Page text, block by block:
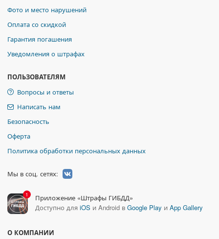
Фото и место нарушений
Оплата со скидкой
Гарантия погашения
Уведомления о штрафах
ПОЛЬЗОВАТЕЛЯМ
Вопросы и ответы
Написать нам
Безопасность
Оферта
Политика обработки персональных данных
Мы в соц. сетях:
1
Приложение «Штрафы ГИБДД»
Доступно для iOS и Android в Google Play и App Gallery
О КОМПАНИИ